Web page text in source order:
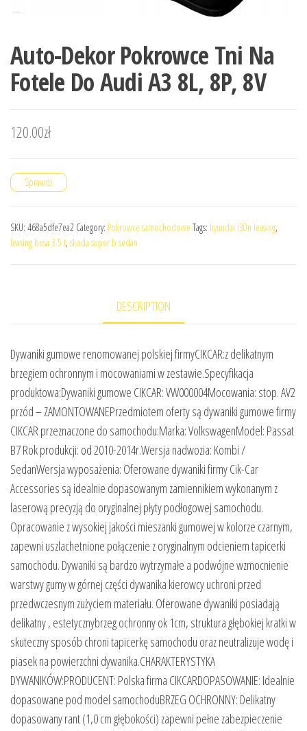
Auto-Dekor Pokrowce Tni Na
Fotele Do Audi A3 8L, 8P, 8V
120.00zł
Sprawdź
SKU: 468a5dfe7ea2 Category: Pokrowce samochodowe Tags: hyundai i30n leasing,
leasing busa 3.5 t, skoda super b sedan
DESCRIPTION
Dywaniki gumowe renomowanej polskiej firmyCIKCAR:z delikatnym
brzegiem ochronnym i mocowaniami w zestawie.Specyfikacja
produktowa:Dywaniki gumowe CIKCAR: VW000004Mocowania: stop. AV2
przód – ZAMONTOWANEPrzedmiotem oferty są dywaniki gumowe firmy
CIKCAR przeznaczone do samochodu:Marka: VolkswagenModel: Passat
B7 Rok produkcji: od 2010-2014r.Wersja nadwozia: Kombi /
SedanWersja wyposażenia: Oferowane dywaniki firmy Cik-Car
Accessories są idealnie dopasowanym zamiennikiem wykonanym z
laserową precyzją do oryginalnej płyty podłogowej samochodu.
Opracowanie z wysokiej jakości mieszanki gumowej w kolorze czarnym,
zapewni uszlachetnione połączenie z oryginalnym odcieniem tapicerki
samochodu. Dywaniki są bardzo wytrzymałe a podwójne wzmocnienie
warstwy gumy w górnej części dywanika kierowcy uchroni przed
przedwczesnym zużyciem materiału. Oferowane dywaniki posiadają
delikatny , estetycznybrzeg ochronny ok 1cm, struktura głębokiej kratki w
skuteczny sposób chroni tapicerkę samochodu oraz neutralizuje wodę i
piasek na powierzchni dywanika.CHARAKTERYSTYKA
DYWANIKÓW:PRODUCENT: Polska firma CIKCARDOPASOWANIE: Idealnie
dopasowane pod model samochoduBRZEG OCHRONNY: Delikatny
dopasowany rant (1,0 cm głębokości) zapewni pełne zabezpieczenie